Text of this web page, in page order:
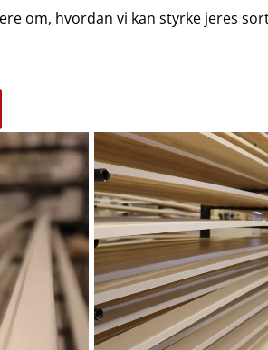
om, hvordan vi kan styrke jeres